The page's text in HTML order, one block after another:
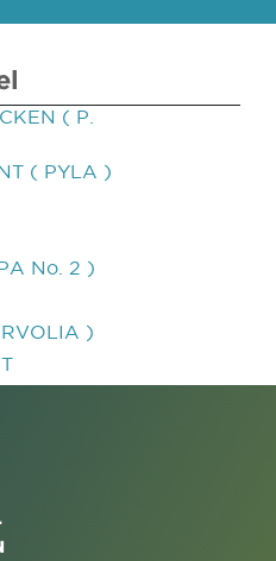
( P.
( PYLA )
No. 2 )
)